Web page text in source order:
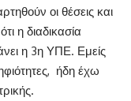
οι θέσεις και
η διαδικασία
η 3η ΥΠΕ. Εμείς
ήδη έχω